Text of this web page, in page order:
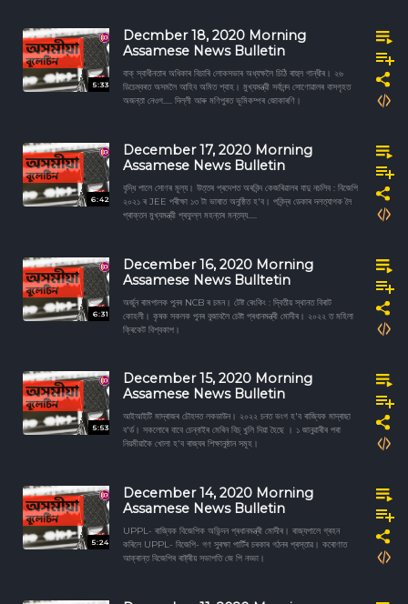
5:33
Decmber 18, 2020 Morning
Assamese News Bulletin
বাক্ স্বাধীনতাৰ অধিকাৰ বিচাৰি লোকসভাৰ অধ্যক্ষলৈ চিঠি ৰাহুল গান্ধীৰ। ২৬
ডিচেম্বৰত অসমলৈ আহিব অমিত শ্বাহ। মুখ্যমন্ত্রী সৰ্বানন্দ সোণোৱালৰ বাসগৃহত
অজন্তা নেওগ..... দিল্লী আৰু মণিপুৰত ভূমিকম্পৰ জোকাৰণি।
6:42
December 17, 2020 Morning
Assamese News Bulletin
বৃদ্ধি পালে সোণৰ মূল্য। উত্তৰ প্ৰদেশত অৰবিন্দ কেজৰিৱালৰ যাদু নচলিব : বিজেপি
২০২১ ৰ JEE পৰীক্ষা ১৩ টা ভাষাত অনুষ্ঠিত হ'ব। পবিন্দ্ৰ ডেকাৰ দলত্যাগক লৈ
প্ৰাক্তন মুখ্যমন্ত্রী প্ৰফুল্ল মহন্তৰ মন্তব্য.....
6:31
December 16, 2020 Morning
Assamese News Bulltetin
অৰ্জুন ৰামপালক পুনৰ NCB ৰ চমন। টেষ্ট ৰেংকিং : দ্বিতীয় স্থানত বিৰাট
কোহলী। কৃষক সকলক পুনৰ বুজাবলৈ চেষ্টা প্ৰধানমন্ত্ৰী মোদীৰ। ২০২২ ত মহিলা
ক্ৰিকেট বিশ্বকাপ।
5:53
December 15, 2020 Morning
Assamese News Bulletin
আইআইটি মাদ্ৰাজৰ চৌহদত লকডাউন। ২০২২ চনত ভংগ হ'ব ৰাজ্যিক মাদ্ৰাছা
ব'ৰ্ড। সকলোৰে বাবে চেন্নাইৰ মেৰিন বিচ্ খুলি দিয়া হৈছে । ১ জানুৱাৰীৰ পৰা
নিয়মীয়াকৈ খোলা হ'ব ৰাজ্যৰ শিক্ষানুষ্ঠান সমূহ।
5:24
December 14, 2020 Morning
Assamese News Bulletin
UPPL- ৰাজ্যিক বিজেপিক অভিন্দন প্ৰধানমন্ত্ৰী মোদীৰ। ৰাজ্যপালে গ্ৰহন
কৰিলে UPPL- বিজেপি- গণ সুৰক্ষা পাৰ্টিৰ চৰকাৰ গঠনৰ প্ৰস্তাৱ। কৰোণাত
আক্ৰান্ত বিজেপিৰ ৰাষ্ট্ৰীয় সভাপতি জে পি নড্ডা।